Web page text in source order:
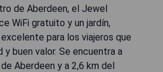
de Aberdeen, el Jewel
WiFi gratuito y un jardín,
para los viajeros que
y buen valor. Se encuentra a
Aberdeen y a 2,6 km del